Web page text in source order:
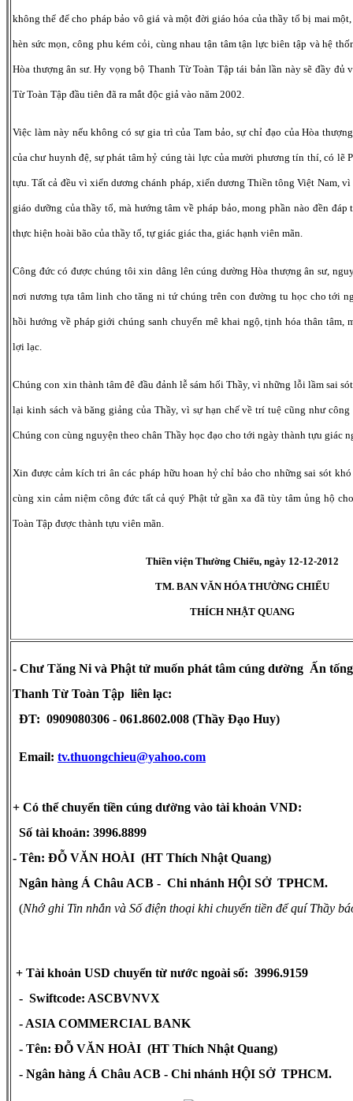
không thể để cho pháp bảo vô giá và một đời giáo hóa của thầy tổ bị mai
hèn sức mọn, công phu kém cỏi, cùng nhau tận tâm tận lực biên tập và hệ
Hòa thượng ân sư. Hy vọng bộ Thanh Từ Toàn Tập tái bản lần này sẽ đầy đủ
Từ Toàn Tập đầu tiên đã ra mắt độc giả vào năm 2002.
Việc làm này nếu không có sự gia trì của Tam bảo, sự chỉ đạo của Hòa
của chư huynh đệ, sự phát tâm hỷ cúng tài lực của mười phương tín thí, có lẽ
tựu. Tất cả đều vì xiển dương chánh pháp, xiển dương Thiền tông Việt Nam,
giáo dưỡng của thầy tổ, mà hướng tâm về pháp bảo, mong phần nào đền đáp
thực hiện hoài bão của thầy tổ, tự giác giác tha, giác hạnh viên mãn.
Công đức có được chúng tôi xin dâng lên cúng dường Hòa thượng ân sư,
nơi nương tựa tâm linh cho tăng ni tứ chúng trên con đường tu học cho tới
hồi hướng về pháp giới chúng sanh chuyển mê khai ngộ, tịnh hóa thân tâm,
lợi lạc.
Chúng con xin thành tâm đê đầu đảnh lễ sám hối Thầy, vì những lỗi lầm sai
lại kinh sách và băng giảng của Thầy, vì sự hạn chế về trí tuệ cũng như
Chúng con cùng nguyện theo chân Thầy học đạo cho tới ngày thành tựu giác
Xin được cảm kích tri ân các pháp hữu hoan hỷ chỉ bảo cho những sai sót
cùng xin cảm niệm công đức tất cả quý Phật tử gần xa đã tùy tâm ủng hộ
Toàn Tập được thành tựu viên mãn.
Thiền viện Thường Chiếu, ngày 12-12-2012
TM. BAN VĂN HÓA THƯỜNG CHIẾU
THÍCH NHẬT QUANG
- Chư Tăng Ni và Phật tử muốn phát tâm cúng dường Ấn
Thanh Từ Toàn Tập liên lạc:
ĐT: 0909080306 - 061.8602.008 (Thầy Đạo Huy)
Email: tv.thuongchieu@yahoo.com
+ Có thể chuyển tiền cúng dường vào tài khoản VND:
Số tài khoản: 3996.8899
- Tên: ĐỖ VĂN HOÀI (HT Thích Nhật Quang)
Ngân hàng Á Châu ACB - Chi nhánh HỘI SỞ TPHCM.
(Nhớ ghi Tin nhắn và Số điện thoại khi chuyển tiền để quí Thầy
+ Tài khoản USD chuyển từ nước ngoài số: 3996.9159
- Swiftcode: ASCBVNVX
- ASIA COMMERCIAL BANK
- Tên: ĐỖ VĂN HOÀI (HT Thích Nhật Quang)
- Ngân hàng Á Châu ACB - Chi nhánh HỘI SỞ TPHCM.